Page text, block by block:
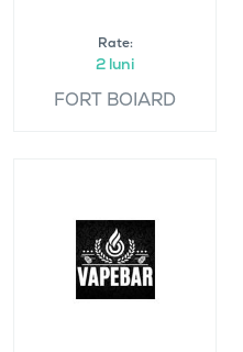
Rate:
2 luni
FORT BOIARD